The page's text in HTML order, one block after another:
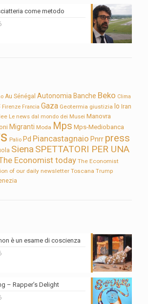
come metodo
Au Sénégal Autonomia Banche Beko Clima
Firenze Francia Gaza Geotermia giustizia Io Iran
Le news dal mondo dei Musei Manovra
Migranti Moda Mps Mps-Mediobanca
Palio Pd Piancastagnaio Pnrr press
Siena SPETTATORI PER UNA
Economist today The Economist
of our daily newsletter Toscana Trump
è un esame di coscienza
– Rapper’s Delight